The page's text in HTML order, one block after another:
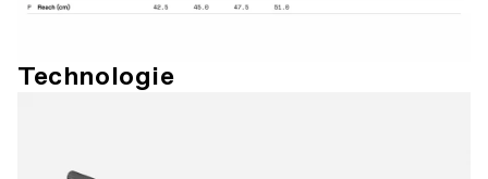
Technologie